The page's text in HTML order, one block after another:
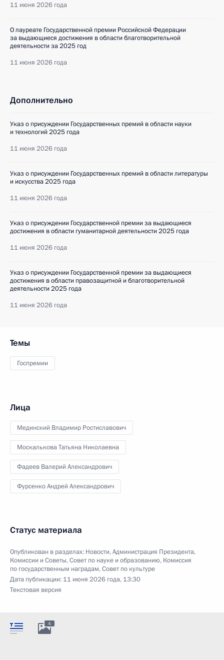
11 июня 2026 года
О лауреате Государственной премии Российской Федерации
за выдающиеся достижения в области благотворительной
деятельности за 2025 год
11 июня 2026 года
Дополнительно
Указ о присуждении Государственных премий в области науки
и технологий 2025 года
11 июня 2026 года
Указ о присуждении Государственных премий в области литературы
и искусства 2025 года
11 июня 2026 года
Указ о присуждении Государственной премии за выдающиеся
достижения в области гуманитарной деятельности 2025 года
11 июня 2026 года
Указ о присуждении Государственной премии за выдающиеся
достижения в области правозащитной и благотворительной
деятельности 2025 года
11 июня 2026 года
Темы
Госпремии
Лица
Мединский Владимир Ростиславович
Москалькова Татьяна Николаевна
Фадеев Валерий Александрович
Фурсенко Андрей Александрович
Статус материала
Опубликован в разделах: Новости,Администрация Президента,
Комиссии и Советы,Совет по науке и образованию, Комиссия
по государственным наградам,Совет по культуре
Дата публикации: 11 июня 2026 года, 13:30
Текстовая версия
6